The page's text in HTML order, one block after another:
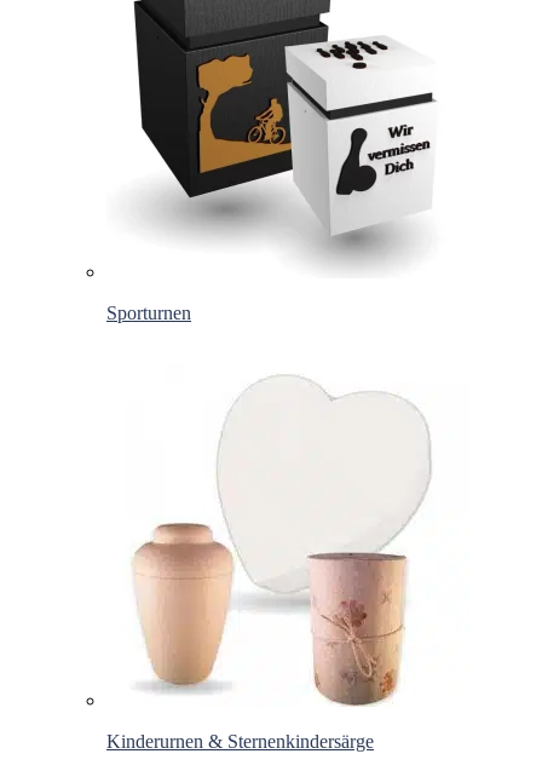
Sporturnen
Kinderurnen & Sternenkindersärge